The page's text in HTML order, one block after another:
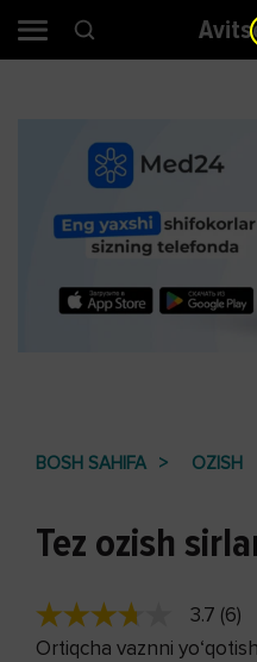
BOSH SAHIFA OZISH
Tez ozish
3.7 (6)
Ortiqcha vaznni